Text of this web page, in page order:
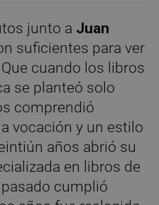
junto a Juan
suficientes para ver
cuando los libros
se planteó solo
comprendió
vocación y un estilo
años abrió su
en libros de
cumplió